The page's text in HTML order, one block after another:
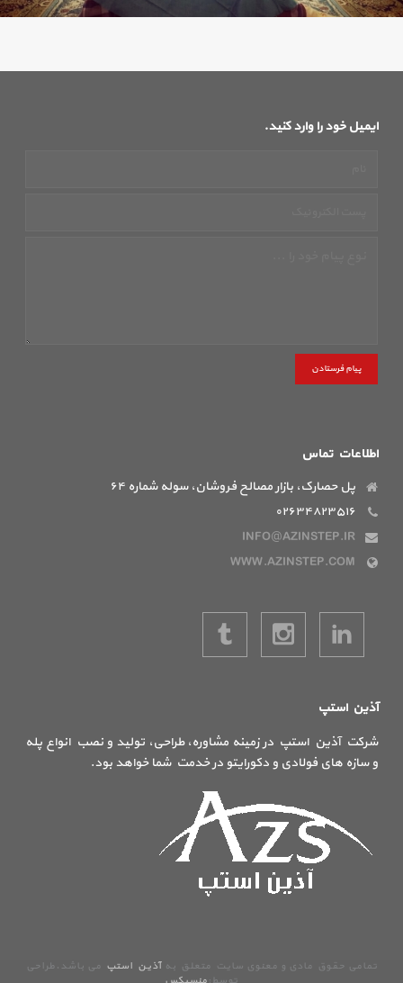
ایمیل خود را وارد کنید.
پیام فرستادن
اطلاعات تماس
پل حصارک، بازار مصالح فروشان، سوله شماره ۶۴
۰۲۶۳۴۸۲۳۵۱۶
INFO@AZINSTEP.IR
WWW.AZINSTEP.COM
آذین استپ
شرکت آذین استپ در زمینه مشاوره، طراحی، تولید و نصب انواع پله
و سازه های فولادی و دکورایتو در خدمت شما خواهد بود.
تمامی حقوق مادی و معنوی سایت متعلق بهآذین استپ می باشد.طراحی